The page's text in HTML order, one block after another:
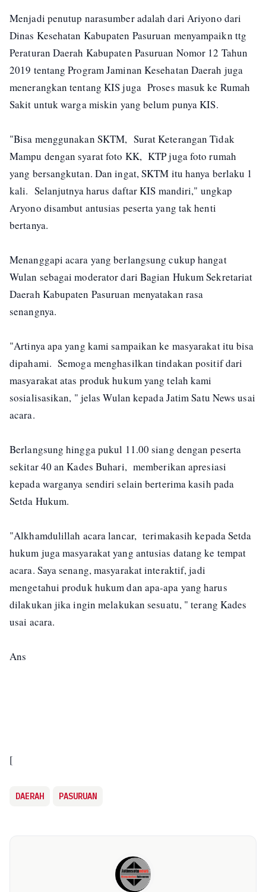
Menjadi penutup narasumber adalah dari Ariyono dari
Dinas Kesehatan Kabupaten Pasuruan menyampaikn ttg
Peraturan Daerah Kabupaten Pasuruan Nomor 12 Tahun
2019 tentang Program Jaminan Kesehatan Daerah juga
menerangkan tentang KIS juga Proses masuk ke Rumah
Sakit untuk warga miskin yang belum punya KIS.
"Bisa menggunakan SKTM, Surat Keterangan Tidak
Mampu dengan syarat foto KK, KTP juga foto rumah
yang bersangkutan. Dan ingat, SKTM itu hanya berlaku 1
kali. Selanjutnya harus daftar KIS mandiri," ungkap
Aryono disambut antusias peserta yang tak henti
bertanya.
Menanggapi acara yang berlangsung cukup hangat
Wulan sebagai moderator dari Bagian Hukum Sekretariat
Daerah Kabupaten Pasuruan menyatakan rasa
senangnya.
"Artinya apa yang kami sampaikan ke masyarakat itu bisa
dipahami. Semoga menghasilkan tindakan positif dari
masyarakat atas produk hukum yang telah kami
sosialisasikan, " jelas Wulan kepada Jatim Satu News usai
acara.
Berlangsung hingga pukul 11.00 siang dengan peserta
sekitar 40 an Kades Buhari, memberikan apresiasi
kepada warganya sendiri selain berterima kasih pada
Setda Hukum.
"Alkhamdulillah acara lancar, terimakasih kepada Setda
hukum juga masyarakat yang antusias datang ke tempat
acara. Saya senang, masyarakat interaktif, jadi
mengetahui produk hukum dan apa-apa yang harus
dilakukan jika ingin melakukan sesuatu, " terang Kades
usai acara.
Ans
[
DAERAH PASURUAN